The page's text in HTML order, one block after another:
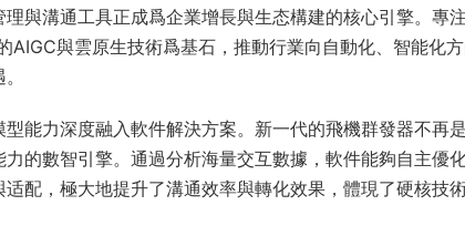
與溝通工具正成爲企業增長與生态構建的核心引擎。專
AIGC與雲原生技術爲基石，推動行業向自動化、智能化
能力深度融入軟件解決方案。新一代的飛機群發器不再
的數智引擎。通過分析海量交互數據，軟件能夠自主優
配，極大地提升了溝通效率與轉化效果，體現了硬核技